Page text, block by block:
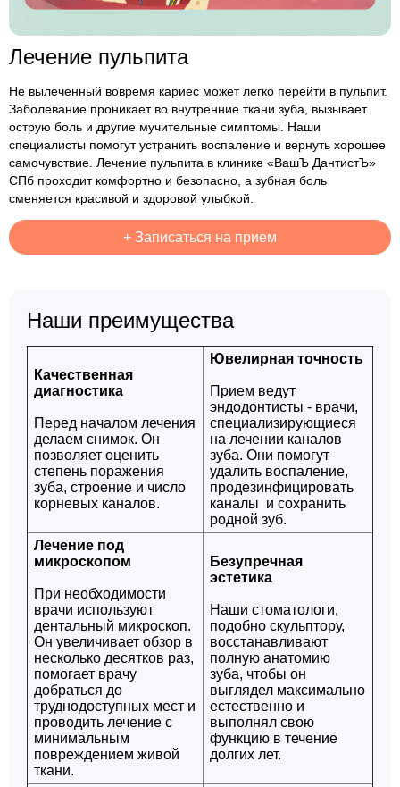
Лечение пульпита
Не вылеченный вовремя кариес может легко перейти в пульпит.
Заболевание проникает во внутренние ткани зуба, вызывает
острую боль и другие мучительные симптомы. Наши
специалисты помогут устранить воспаление и вернуть хорошее
самочувствие. Лечение пульпита в клинике «ВашЪ ДантистЪ»
СПб проходит комфортно и безопасно, а зубная боль
сменяется красивой и здоровой улыбкой.
+ Записаться на прием
Наши преимущества
Качественная
диагностика
Перед началом лечения
делаем снимок. Он
позволяет оценить
степень поражения
зуба, строение и число
корневых каналов.
Ювелирная точность
Прием ведут
эндодонтисты - врачи,
специализирующиеся
на лечении каналов
зуба. Они помогут
удалить воспаление,
продезинфицировать
каналы и сохранить
родной зуб.
Лечение под
микроскопом
При необходимости
врачи используют
дентальный микроскоп.
Он увеличивает обзор в
несколько десятков раз,
помогает врачу
добраться до
труднодоступных мест и
проводить лечение с
минимальным
повреждением живой
ткани.
Безупречная
эстетика
Наши стоматологи,
подобно скульптору,
восстанавливают
полную анатомию
зуба, чтобы он
выглядел максимально
естественно и
выполнял свою
функцию в течение
долгих лет.